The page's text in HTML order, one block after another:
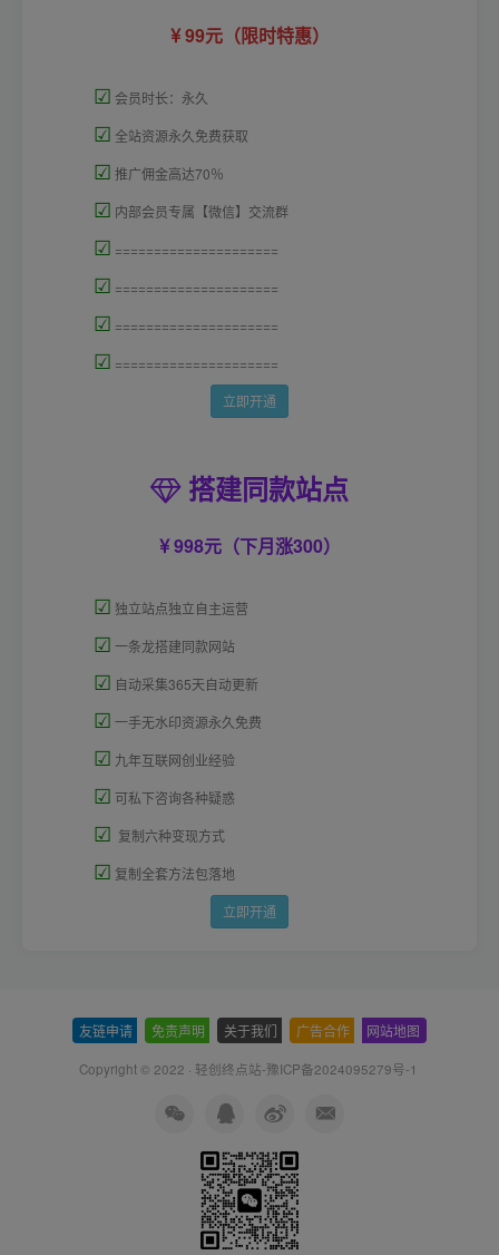
99元（限时特惠）
☑ 会员时长：永久
☑ 全站资源永久免费获取
☑ 推广佣金高达70％
☑ 内部会员专属【微信】交流群
☑ =====================
☑ =====================
☑ =====================
☑ =====================
立即开通
搭建同款站点
998元（下月涨300）
☑ 独立站点独立自主运营
☑ 一条龙搭建同款网站
☑ 自动采集365天自动更新
☑ 一手无水印资源永久免费
☑ 九年互联网创业经验
☑ 可私下咨询各种疑惑
☑ 复制六种变现方式
☑ 复制全套方法包落地
立即开通
友链申请 免责声明 关于我们 广告合作 网站地图
Copyright © 2022 · 轻创终点站-豫ICP备2024095279号-1